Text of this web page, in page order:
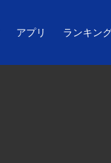
アプリ ランキン